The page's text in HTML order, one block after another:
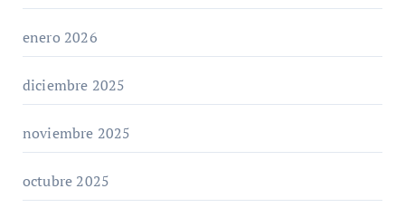
enero 2026
diciembre 2025
noviembre 2025
octubre 2025